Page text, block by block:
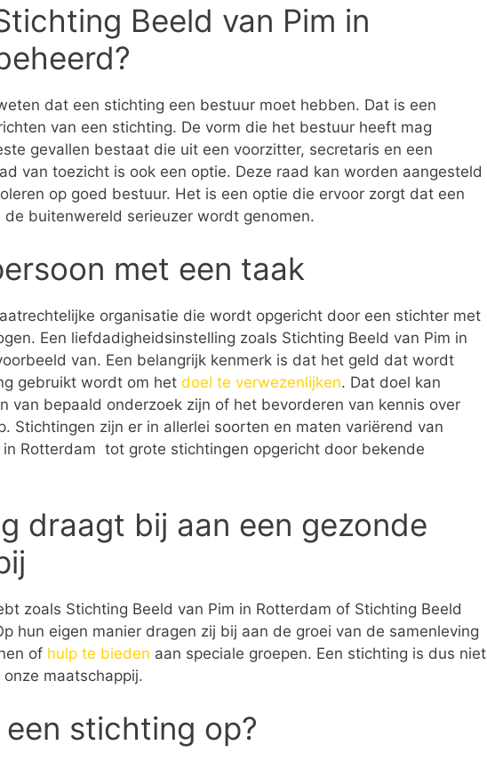
Beeld van Pim in
dat een stichting een bestuur moet hebben. Dat is een
van een stichting. De vorm die het bestuur heeft mag
gevallen bestaat die uit een voorzitter, secretaris en een
van toezicht is ook een optie. Deze raad kan worden aangesteld
op goed bestuur. Het is een optie die ervoor zorgt dat een
buitenwereld serieuzer wordt genomen.
met een taak
organisatie die wordt opgericht door een stichter met
Een liefdadigheidsinstelling zoals Stichting Beeld van Pim in
van. Een belangrijk kenmerk is dat het geld dat wordt
gebruikt wordt om het doel te verwezenlijken. Dat doel kan
van bepaald onderzoek zijn of het bevorderen van kennis over
Stichtingen zijn er in allerlei soorten en maten variërend van
in Rotterdam tot grote stichtingen opgericht door bekende
draagt bij aan een gezonde
zoals Stichting Beeld van Pim in Rotterdam of Stichting Beeld
hun eigen manier dragen zij bij aan de groei van de samenleving
of hulp te bieden aan speciale groepen. Een stichting is dus niet
maatschappij.
stichting op?